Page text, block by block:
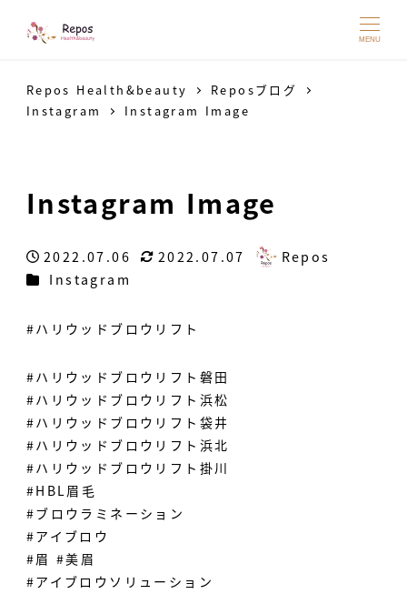
MENU
Repos Health&beauty
Reposブログ
Instagram
Instagram Image
Instagram Image
投稿日
2022.07.06
更新日
2022.07.07
著
Repos
カテゴリー
Instagram
#ハリウッドブロウリフト
#ハリウッドブロウリフト磐田
#ハリウッドブロウリフト浜松
#ハリウッドブロウリフト袋井
#ハリウッドブロウリフト浜北
#ハリウッドブロウリフト掛川
#HBL眉毛
#ブロウラミネーション
#アイブロウ
#眉 #美眉
#アイブロウソリューション